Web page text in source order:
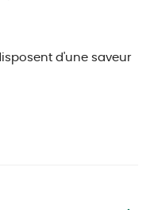
d'une saveur